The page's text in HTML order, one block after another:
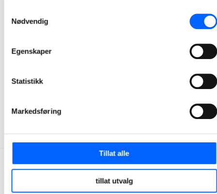
Nødvendig
Egenskaper
Statistikk
Markedsføring
Tillat alle
tillat utvalg
Manager, Media Relations Norway, NCC Group
Send epost